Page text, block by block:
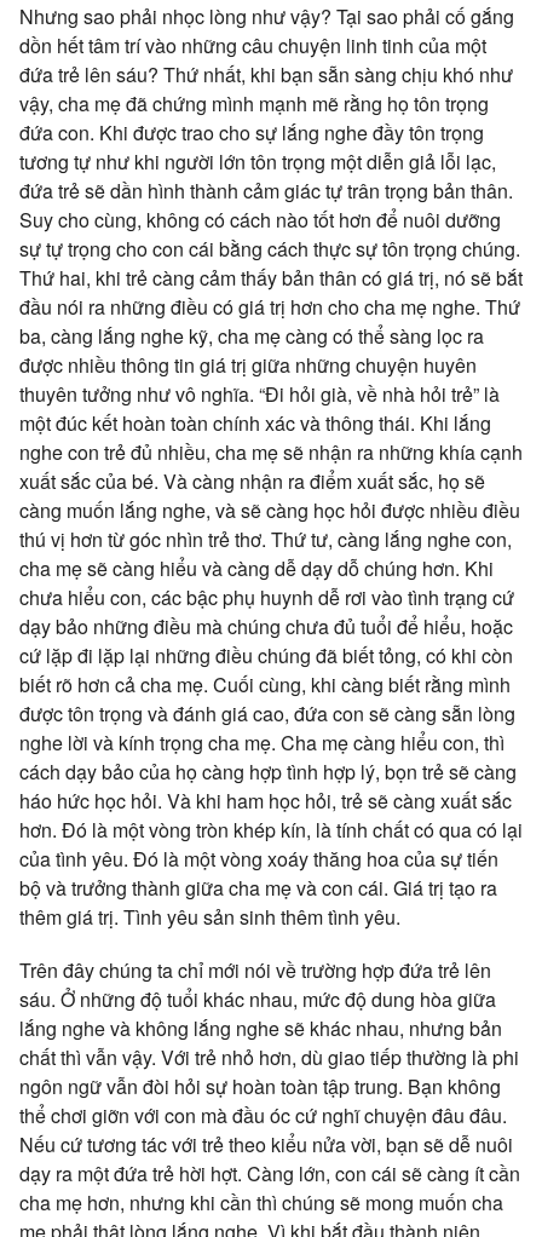
Nhưng sao phải nhọc lòng như vậy? Tại sao phải cố gắng
dồn hết tâm trí vào những câu chuyện linh tinh của một
đứa trẻ lên sáu? Thứ nhất, khi bạn sẵn sàng chịu khó như
vậy, cha mẹ đã chứng mình mạnh mẽ rằng họ tôn trọng
đứa con. Khi được trao cho sự lắng nghe đầy tôn trọng
tương tự như khi người lớn tôn trọng một diễn giả lỗi lạc,
đứa trẻ sẽ dần hình thành cảm giác tự trân trọng bản thân.
Suy cho cùng, không có cách nào tốt hơn để nuôi dưỡng
sự tự trọng cho con cái bằng cách thực sự tôn trọng chúng.
Thứ hai, khi trẻ càng cảm thấy bản thân có giá trị, nó sẽ bắt
đầu nói ra những điều có giá trị hơn cho cha mẹ nghe. Thứ
ba, càng lắng nghe kỹ, cha mẹ càng có thể sàng lọc ra
được nhiều thông tin giá trị giữa những chuyện huyên
thuyên tưởng như vô nghĩa. “Đi hỏi già, về nhà hỏi trẻ” là
một đúc kết hoàn toàn chính xác và thông thái. Khi lắng
nghe con trẻ đủ nhiều, cha mẹ sẽ nhận ra những khía cạnh
xuất sắc của bé. Và càng nhận ra điểm xuất sắc, họ sẽ
càng muốn lắng nghe, và sẽ càng học hỏi được nhiều điều
thú vị hơn từ góc nhìn trẻ thơ. Thứ tư, càng lắng nghe con,
cha mẹ sẽ càng hiểu và càng dễ dạy dỗ chúng hơn. Khi
chưa hiểu con, các bậc phụ huynh dễ rơi vào tình trạng cứ
dạy bảo những điều mà chúng chưa đủ tuổi để hiểu, hoặc
cứ lặp đi lặp lại những điều chúng đã biết tỏng, có khi còn
biết rõ hơn cả cha mẹ. Cuối cùng, khi càng biết rằng mình
được tôn trọng và đánh giá cao, đứa con sẽ càng sẵn lòng
nghe lời và kính trọng cha mẹ. Cha mẹ càng hiểu con, thì
cách dạy bảo của họ càng hợp tình hợp lý, bọn trẻ sẽ càng
háo hức học hỏi. Và khi ham học hỏi, trẻ sẽ càng xuất sắc
hơn. Đó là một vòng tròn khép kín, là tính chất có qua có lại
của tình yêu. Đó là một vòng xoáy thăng hoa của sự tiến
bộ và trưởng thành giữa cha mẹ và con cái. Giá trị tạo ra
thêm giá trị. Tình yêu sản sinh thêm tình yêu.
Trên đây chúng ta chỉ mới nói về trường hợp đứa trẻ lên
sáu. Ở những độ tuổi khác nhau, mức độ dung hòa giữa
lắng nghe và không lắng nghe sẽ khác nhau, nhưng bản
chất thì vẫn vậy. Với trẻ nhỏ hơn, dù giao tiếp thường là phi
ngôn ngữ vẫn đòi hỏi sự hoàn toàn tập trung. Bạn không
thể chơi giỡn với con mà đầu óc cứ nghĩ chuyện đâu đâu.
Nếu cứ tương tác với trẻ theo kiểu nửa vời, bạn sẽ dễ nuôi
dạy ra một đứa trẻ hời hợt. Càng lớn, con cái sẽ càng ít cần
cha mẹ hơn, nhưng khi cần thì chúng sẽ mong muốn cha
mẹ phải thật lòng lắng nghe. Vì khi bắt đầu thành niên,